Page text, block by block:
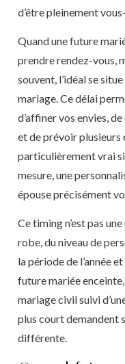
d’être pleinement
Quand une future
prendre rendez-vous,
souvent, l’idéal se
mariage. Ce délai
d’affiner vos envies,
et de prévoir plusieurs
particulièrement vrai
mesure, une
épouse précisément
Ce timing n’est pas
robe, du niveau de
la période de l’année
future mariée
mariage civil suivi
plus court demandent
différente.